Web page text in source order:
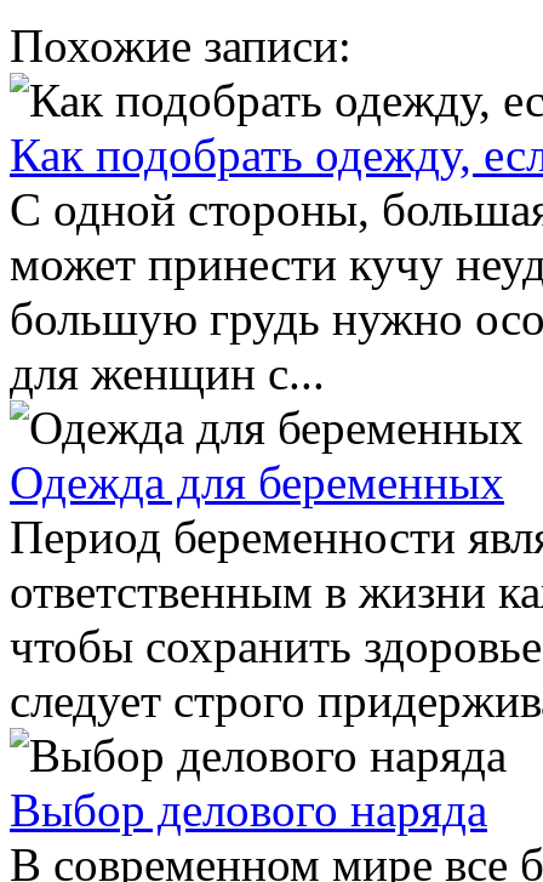
Похожие записи:
Как подобрать одежду,
С одной стороны,
может принести кучу
большую грудь нужно
для женщин с...
Одежда для беременных
Период беременности
ответственным в жизни
чтобы сохранить
следует строго
Выбор делового наряда
В современном мире все